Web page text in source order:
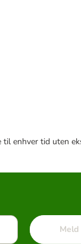
enhver tid uten
Meld